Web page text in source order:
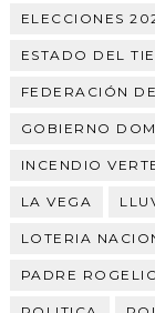
ELECCIONES
ESTADO DEL
FEDERACIÓN
GOBIERNO
INCENDIO
LA VEGA
LOTERIA
PADRE